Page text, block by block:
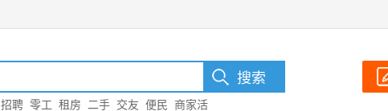
招聘 零工 租房 二手 交友 便民
商家活